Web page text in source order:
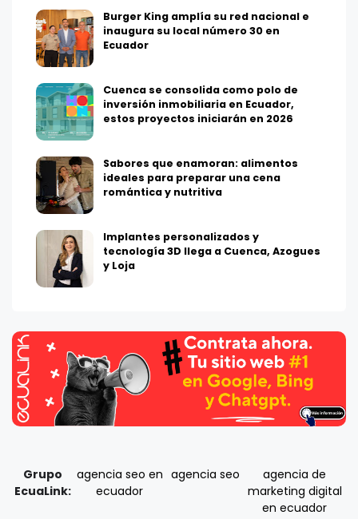
Burger King amplía su red nacional e
inaugura su local número 30 en
Ecuador
Cuenca se consolida como polo de
inversión inmobiliaria en Ecuador,
estos proyectos iniciarán en 2026
Sabores que enamoran: alimentos
ideales para preparar una cena
romántica y nutritiva
Implantes personalizados y
tecnología 3D llega a Cuenca, Azogues
y Loja
Grupo
EcuaLink:
agencia seo en
ecuador
agencia seo
agencia de
marketing digital
en ecuador